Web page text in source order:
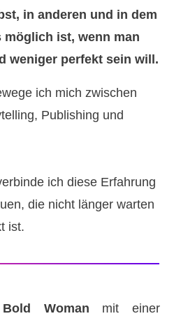
in anderen und in dem
möglich ist, wenn man
weniger perfekt sein will.
ich mich zwischen
Publishing und
ich diese Erfahrung
die nicht länger warten
ist.
Woman mit einer